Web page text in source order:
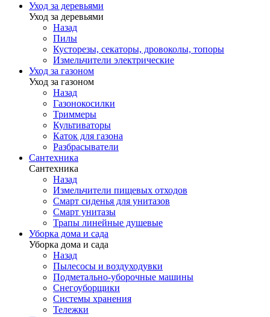
Уход за деревьями
Уход за деревьями
Назад
Пилы
Кусторезы, секаторы, дровоколы, топоры
Измельчители электрические
Уход за газоном
Уход за газоном
Назад
Газонокосилки
Триммеры
Культиваторы
Каток для газона
Разбрасыватели
Сантехника
Сантехника
Назад
Измельчители пищевых отходов
Смарт сиденья для унитазов
Смарт унитазы
Трапы линейные душевые
Уборка дома и сада
Уборка дома и сада
Назад
Пылесосы и воздуходувки
Подметально-уборочные машины
Снегоуборщики
Системы хранения
Тележки